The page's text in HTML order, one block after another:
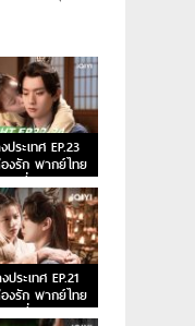
ระเทศ EP.23
งรัก พากย์ไทย
อนที่ 23
ประเทศ EP.21
งรัก พากย์ไทย
อนที่ 21